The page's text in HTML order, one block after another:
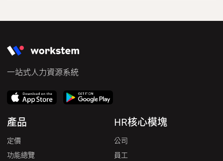
一站式人力資源系統
產品
定價
功能總覽
HR核心模塊
公司
員工